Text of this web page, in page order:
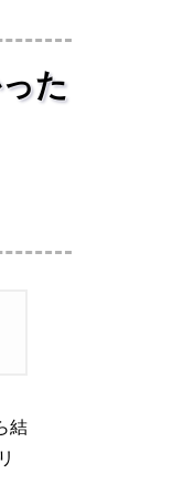
た
結